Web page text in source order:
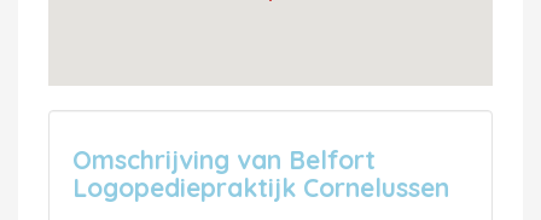
Omschrijving van Belfort
Logopediepraktijk Cornelussen